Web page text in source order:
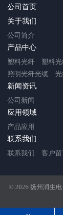
公司首页
关于我们
公司简介
产品中心
塑料光纤 塑料
照明光纤光缆
新闻资讯
公司新闻
应用领域
产品应用
联系我们
联系我们 客户
© 2026 扬州润生电